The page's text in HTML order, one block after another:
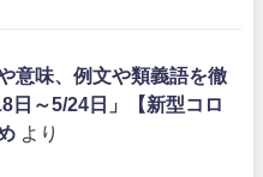
意味、例文や類義語を徹
日～5/24日」【新型コロ
より